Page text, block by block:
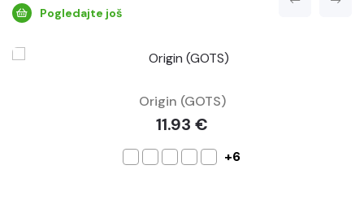
Pogledajte još
Origin (GOTS)
11.93 €
+6